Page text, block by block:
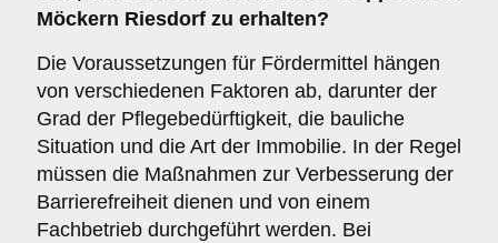
Möckern Riesdorf zu erhalten?
Die Voraussetzungen für Fördermittel hängen
von verschiedenen Faktoren ab, darunter der
Grad der Pflegebedürftigkeit, die bauliche
Situation und die Art der Immobilie. In der Regel
müssen die Maßnahmen zur Verbesserung der
Barrierefreiheit dienen und von einem
Fachbetrieb durchgeführt werden. Bei